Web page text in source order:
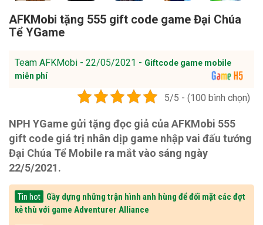
AFKMobi tặng 555 gift code game Đại Chúa
Tể YGame
Team AFKMobi - 22/05/2021 - Giftcode game mobile
miễn phí
5/5 - (100 bình chọn)
NPH YGame gửi tặng đọc giả của AFKMobi 555
gift code giá trị nhân dịp game nhập vai đấu tướng
Đại Chúa Tể Mobile ra mắt vào sáng ngày
22/5/2021.
Tin hot
Gầy dựng những trận hình anh hùng để đối mặt các đợt
kẻ thù với game Adventurer Alliance